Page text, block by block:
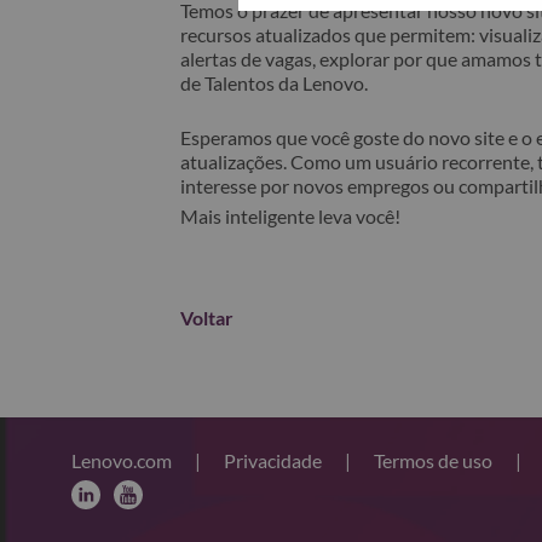
Temos o prazer de apresentar nosso novo
recursos atualizados que permitem:
alertas de vagas, explorar por que
de Talentos da Lenovo.
Esperamos que você goste do novo site e
atualizações. Como um usuário
interesse por novos empregos ou
Mais inteligente leva você!
Voltar
Lenovo.com | Privacidade | Termos de uso |